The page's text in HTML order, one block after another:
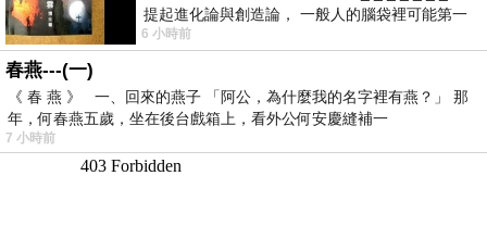
提起進化論與創造論， 一般人的腦袋裡可能第一
時間就有「 進化論很科
6 小時前
春燕---(一)
《 春 燕 》 一、回來的燕子 「阿公，為什麼我的名字裡有燕？」 那
年，何春燕五歲，坐在後台戲箱上，看外公何安慶縫補一
7 小時前